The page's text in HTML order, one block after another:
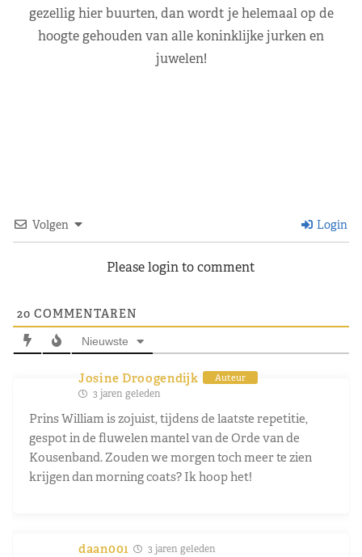
gezellig hier buurten, dan wordt je helemaal op de
hoogte gehouden van alle koninklijke jurken en
juwelen!
Volgen Login
Please login to comment
20 COMMENTAREN
Nieuwste
Josine Droogendijk Auteur
3 jaren geleden
Prins William is zojuist, tijdens de laatste repetitie,
gespot in de fluwelen mantel van de Orde van de
Kousenband. Zouden we morgen toch meer te zien
krijgen dan morning coats? Ik hoop het!
daan001 3 jaren geleden